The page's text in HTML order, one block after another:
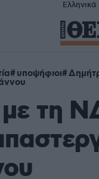
Ελληνικά
υποψήφιοι
τη